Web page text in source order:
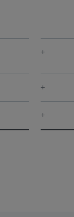
+
+
+